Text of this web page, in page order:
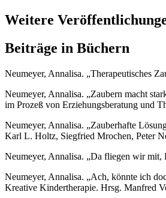
Weitere
Beiträge in Büchern
Neumeyer, Annalisa. „Therapeutisches
Neumeyer, Annalisa. „Zaubern macht
im Prozeß von Erziehungsberatung und
Neumeyer, Annalisa. „Zauberhafte
Karl L. Holtz, Siegfried Mrochen, Peter
Neumeyer, Annalisa. „Da fliegen wir
Neumeyer, Annalisa. „Ach, könnte ich
Kreative Kindertherapie. Hrsg. Manfred